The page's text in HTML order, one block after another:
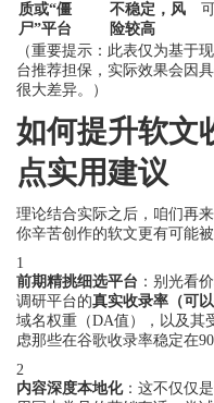
质或“僵
尸”平台
不稳定，风
险较高
（重要提示：此表仅为基于
台推荐担保，实际效果会因
很大差异。）
如何提升软文
点实用建议
理论结合实际之后，咱们再
你辛苦创作的软文更有可能被
1
前期精挑细选平台 ：别光看
调研平台的真实收录率（可
域名权重（DA值），以及其
虑那些在谷歌收录率稳定在
2
内容深度本地化：这不仅仅